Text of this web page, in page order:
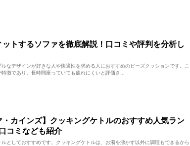
ットするソファを徹底解説！口コミや評判を分析し
なデザインが好きな人や快適性を求める人におすすめのビーズクッションです。こ
徴であり、長時間座っていても疲れにくいと評価さ...
・カインズ】クッキングケトルのおすすめ人気ラン
ミなども紹介
としておすすめです。クッキングケトルは、お湯を沸かす以外に調理もできるから